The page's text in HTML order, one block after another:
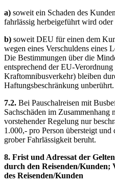
a) soweit ein Schaden des
fahrlässig herbeigeführt wird oder
b) soweit DEU für einen dem
wegen eines Verschuldens eines
Die Bestimmungen über die
entsprechend der EU-
Kraftomnibusverkehr) bleiben
Haftungsbeschränkung unberührt.
7.2. Bei Pauschalreisen mit
Sachschäden im
vorstehender Regelung nur
1.000,- pro Person übersteigt
grober Fahrlässigkeit beruht.
8. Frist und Adressat der
durch den Reisenden/
des Reisenden/Kunden